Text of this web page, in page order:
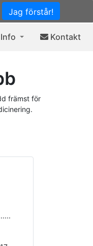
Jag förstår!
Info Kontakt
främst för